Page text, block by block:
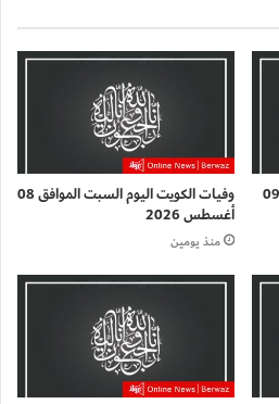
وفيات الكويت اليوم الأحد الموافق 09 وفيات الكويت اليوم السبت الموافق 08
أغسطس 2026
منذ يومين